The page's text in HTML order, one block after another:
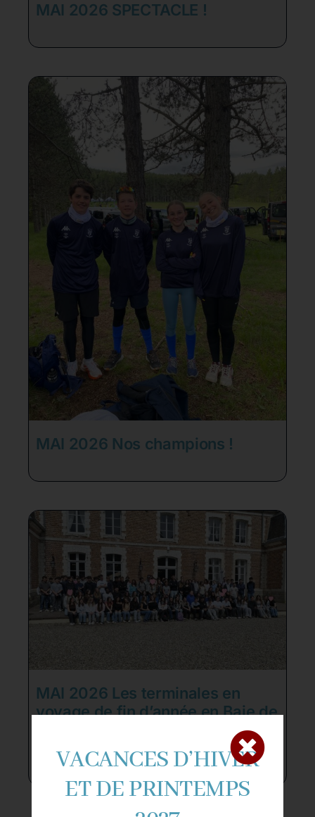
MAI 2026 SPECTACLE !
MAI 2026 Nos champions !
MAI 2026 Les terminales en
voyage de fin d’année en Baie de
Somme. Que de beaux souvenirs
VACANCES D’HIVER
ET DE PRINTEMPS